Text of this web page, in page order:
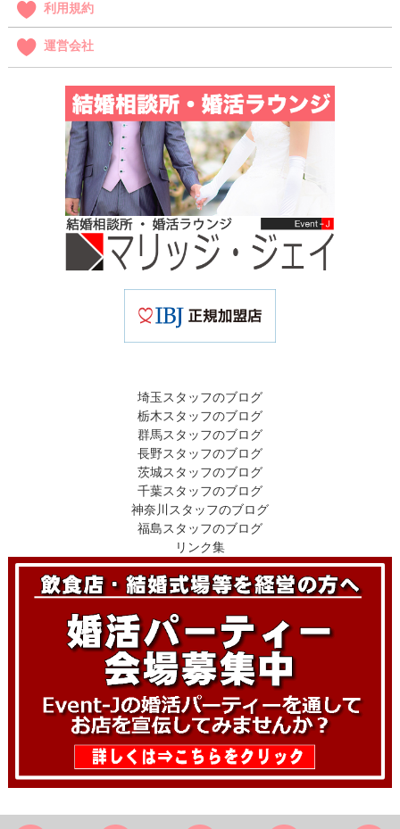
利用規約
運営会社
埼玉スタッフのブログ
栃木スタッフのブログ
群馬スタッフのブログ
長野スタッフのブログ
茨城スタッフのブログ
千葉スタッフのブログ
神奈川スタッフのブログ
福島スタッフのブログ
リンク集